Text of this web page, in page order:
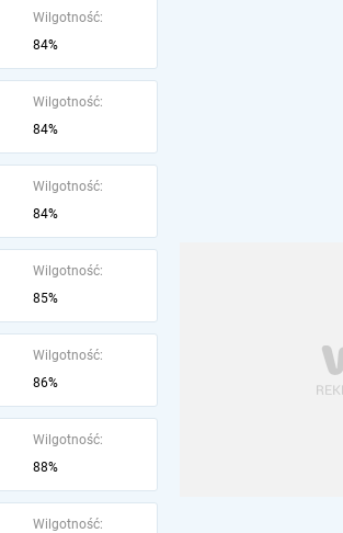
Wilgotność:
84%
Wilgotność:
84%
Wilgotność:
84%
Wilgotność:
85%
Wilgotność:
86%
Wilgotność:
88%
Wilgotność: